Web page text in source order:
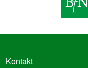
Kontakt